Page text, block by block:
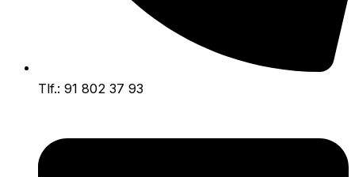
Tlf.: 91 802 37 93